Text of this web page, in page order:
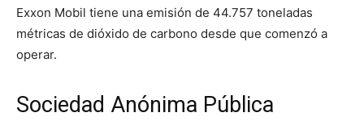
Exxon Mobil tiene una emisión de 44.757 toneladas
métricas de dióxido de carbono desde que comenzó a
operar.
Sociedad Anónima Pública